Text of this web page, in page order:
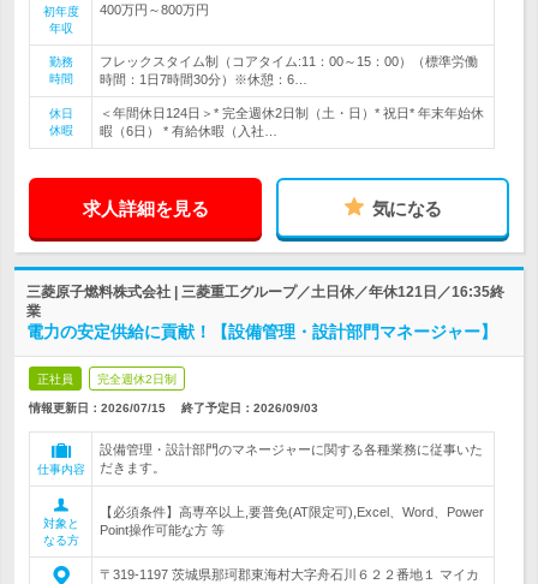
初年度
年収
400万円～800万円
勤務
時間
フレックスタイム制（コアタイム:11：00～15：00）（標準労働
時間：1日7時間30分）※休憩：6…
休日
休暇
＜年間休日124日＞* 完全週休2日制（土・日）* 祝日* 年末年始休
暇（6日） * 有給休暇（入社…
求人詳細を見る 気になる
三菱原子燃料株式会社 | 三菱重工グループ／土日休／年休121日／16:35終
業
電力の安定供給に貢献！【設備管理・設計部門マネージャー】
正社員 完全週休2日制
情報更新日：2026/07/15 終了予定日： 2026/09/03
仕事内容
設備管理・設計部門のマネージャーに関する各種業務に従事いた
だきます。
対象と
なる方
【必須条件】高専卒以上,要普免(AT限定可),Excel、Word、Power
Point操作可能な方 等
〒319-1197 茨城県那珂郡東海村大字舟石川６２２番地１ マイカ